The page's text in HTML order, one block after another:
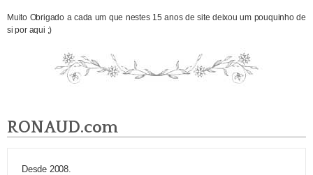
Muito Obrigado a cada um que nestes 15 anos de site deixou um pouquinho de
si por aqui ;)
RONAUD.com
Desde 2008.